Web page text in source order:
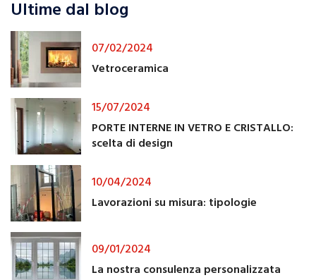
Ultime dal blog
07/02/2024
Vetroceramica
15/07/2024
PORTE INTERNE IN VETRO E CRISTALLO:
scelta di design
10/04/2024
Lavorazioni su misura: tipologie
09/01/2024
La nostra consulenza personalizzata